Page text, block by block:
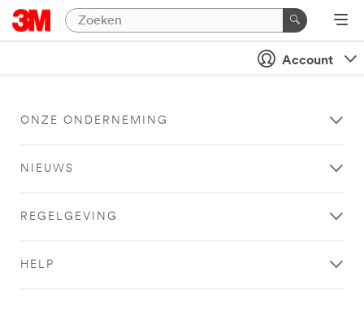
Account
ONZE ONDERNEMING
NIEUWS
REGELGEVING
HELP